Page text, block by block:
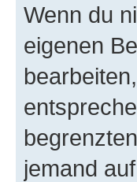
Wenn du
eigenen
jemand